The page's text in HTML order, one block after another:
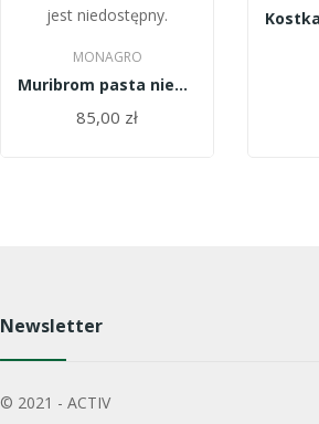
jest niedostępny.
MONAGRO
Muribrom pasta niebieska 3kg
85,00 zł
Newsletter
© 2021 - ACTIV